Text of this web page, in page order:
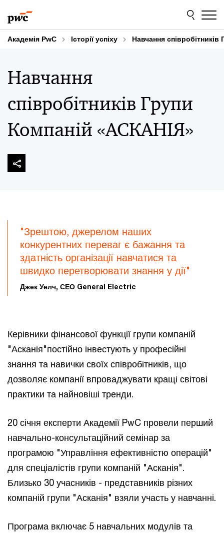
to
content
to
footer
Академія PwC Історії успіху Навчання
Навчання
співробітників Групи
Компаній «АСКАНІЯ»
"Зрештою, джерелом наших
конкурентних переваг є бажання та
здатність організації навчатися та
швидко перетворювати знання у дії"
Джек Уелч, СЕО General Electric
Керівники фінансової функції групи компаній
"Асканія"постійно інвестують у професійні
знання та навички своїх співробітників, що
дозволяє компанії впроваджувати кращі світові
практики та найновіші тренди.
20 січня експерти Академії PwC провели перший
навчально-консультаційний семінар за
програмою "Управління ефективністю операцій"
для спеціалістів групи компаній "Асканія".
Близько 30 учасників - представників різних
компаній групи "Асканія" взяли участь у навчанні.
Програма включає 5 навчальних модулів та